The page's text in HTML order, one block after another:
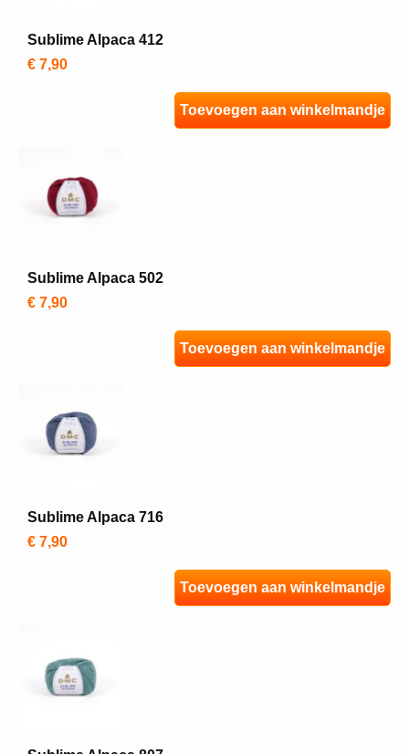
Sublime Alpaca 412
€ 7,90
Toevoegen aan winkelmandje
Sublime Alpaca 502
€ 7,90
Toevoegen aan winkelmandje
Sublime Alpaca 716
€ 7,90
Toevoegen aan winkelmandje